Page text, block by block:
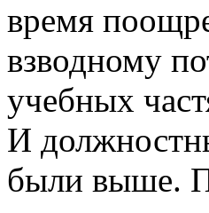
время
взводному
учебных
И
были выше.